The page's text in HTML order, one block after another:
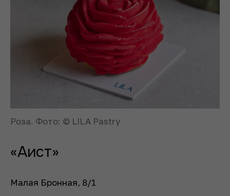
Роза. Фото: © LILA Pastry
«Аист»
Малая Бронная, 8/1